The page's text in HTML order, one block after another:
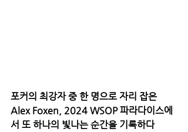
포커의 최강자 중 한 명으로 자리 잡은
Alex Foxen, 2024 WSOP 파라다이스에
서 또 하나의 빛나는 순간을 기록하다